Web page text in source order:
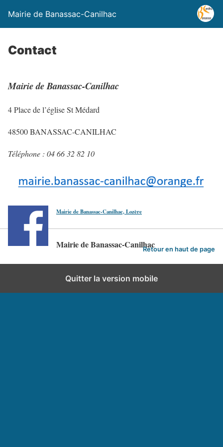
Mairie de Banassac-Canilhac
Contact
Mairie de Banassac-Canilhac
4 Place de l’église St Médard
48500 BANASSAC-CANILHAC
Téléphone : 04 66 32 82 10
Mairie de Banassac-Canilhac, Lozère
Mairie de Banassac-CanilhacRetour en haut de page
Quitter la version mobile